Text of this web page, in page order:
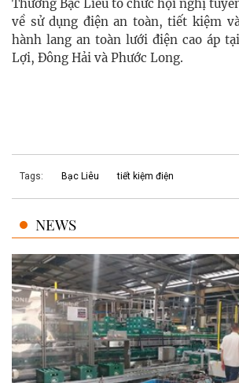
Thương Bạc Liêu tổ chức hội nghị
về sử dụng điện an toàn, tiết kiệm
hành lang an toàn lưới điện cao áp
Lợi, Đông Hải và Phước Long.
Tags: Bạc Liêu tiết kiệm điện
NEWS